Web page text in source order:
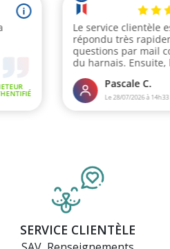
SERVICE CLIENTÈLE